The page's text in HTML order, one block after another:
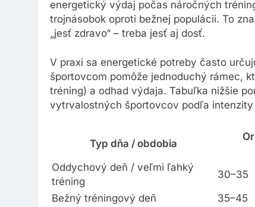
energetický výdaj počas náročných
trojnásobok oproti bežnej populácii. To
„jesť zdravo“ – treba jesť aj dosť.
V praxi sa energetické potreby často
športovcom pomôže jednoduchý rámec,
tréning) a odhad výdaja. Tabuľka nižšie
vytrvalostných športovcov podľa intenzity
Typ dňa / obdobia
Oddychový deň / veľmi ľahký
tréning
30–35
Bežný tréningový deň
35–45